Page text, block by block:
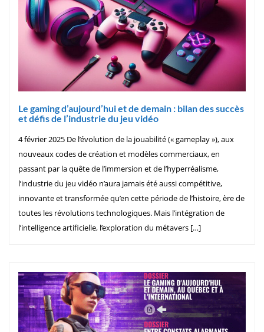
Le gaming d’aujourd’hui et de demain : bilan des succès
et défis de l’industrie du jeu vidéo
4 février 2025 De l’évolution de la jouabilité (« gameplay »), aux
nouveaux codes de création et modèles commerciaux, en
passant par la quête de l’immersion et de l’hyperréalisme,
l’industrie du jeu vidéo n’aura jamais été aussi compétitive,
innovante et transformée qu’en cette période de l’histoire, ère de
toutes les révolutions technologiques. Mais l’intégration de
l’intelligence artificielle, l’exploration du métavers […]